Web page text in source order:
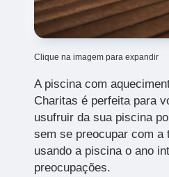
Clique na imagem para expandir
A piscina com
Charitas é perfeita para
usufruir da sua piscina
sem se preocupar com a
usando a piscina o ano
preocupações.